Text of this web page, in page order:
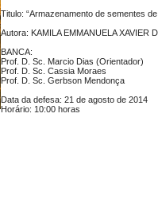
Titulo: “Armazenamento de sementes
Autora: KAMILA EMMANUELA XAVIER
BANCA:
Prof. D. Sc. Marcio Dias (Orientador)
Prof. D. Sc. Cassia Moraes
Prof. D. Sc. Gerbson Mendonça
Data da defesa: 21 de agosto de 2014
Horário: 10:00 horas